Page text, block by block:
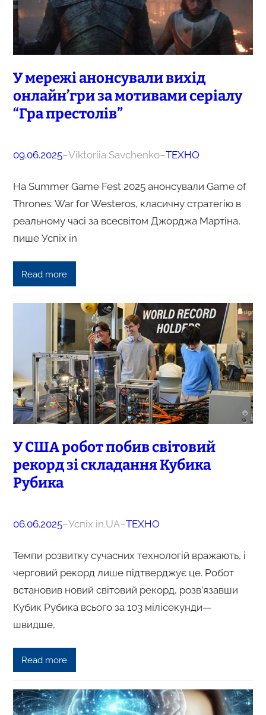
У мережі анонсували вихід
онлайн’гри за мотивами серіалу
“Гра престолів”
09.06.2025–Viktoriia Savchenko–ТЕХНО
На Summer Game Fest 2025 анонсували Game of
Thrones: War for Westeros, класичну стратегію в
реальному часі за всесвітом Джорджа Мартіна,
пише Успіх in
Read more
У США робот побив світовий
рекорд зі складання Кубика
Рубика
06.06.2025–Успіх in.UA–ТЕХНО
Темпи розвитку сучасних технологій вражають, і
черговий рекорд лише підтверджує це. Робот
встановив новий світовий рекорд, розв’язавши
Кубик Рубика всього за 103 мілісекунди—
швидше,
Read more